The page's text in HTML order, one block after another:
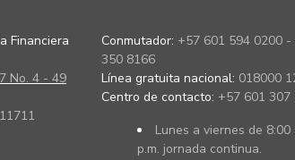
Financiera
No. 4 - 49
Conmutador: +57 601 594 0200 -
350 8166
Línea gratuita nacional: 018000
Centro de contacto: +57 601 307
Lunes a viernes de 8:00
p.m. jornada continua.